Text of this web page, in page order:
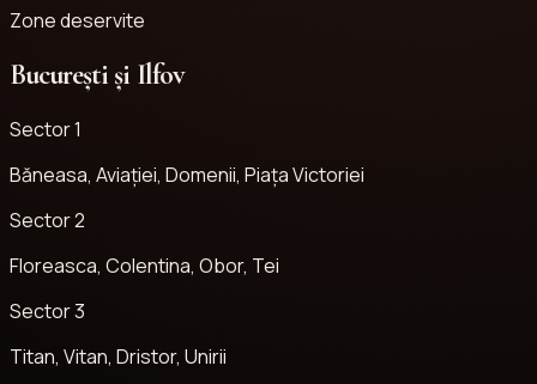
Zone deservite
București și Ilfov
Sector 1
Băneasa, Aviației, Domenii, Piața Victoriei
Sector 2
Floreasca, Colentina, Obor, Tei
Sector 3
Titan, Vitan, Dristor, Unirii